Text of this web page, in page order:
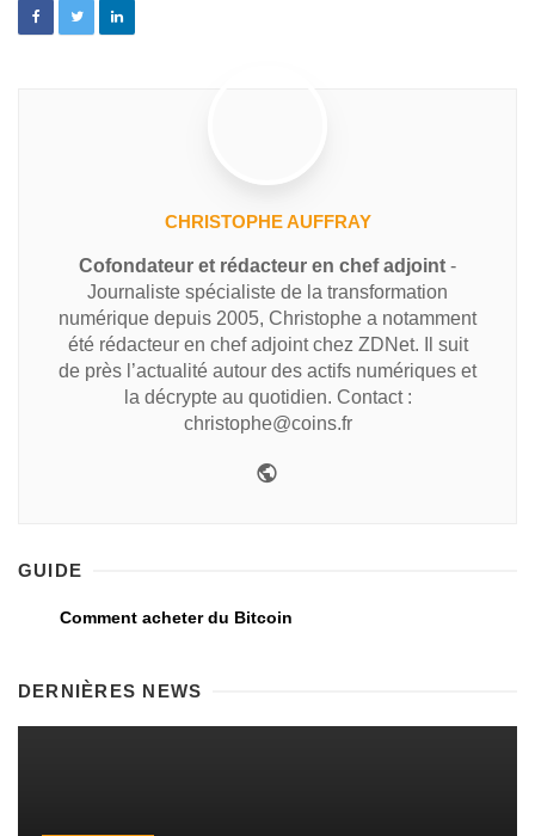
CHRISTOPHE AUFFRAY
Cofondateur et rédacteur en chef adjoint -
Journaliste spécialiste de la transformation
numérique depuis 2005, Christophe a notamment
été rédacteur en chef adjoint chez ZDNet. Il suit
de près l’actualité autour des actifs numériques et
la décrypte au quotidien. Contact :
christophe@coins.fr
GUIDE
Comment acheter du Bitcoin
DERNIÈRES NEWS